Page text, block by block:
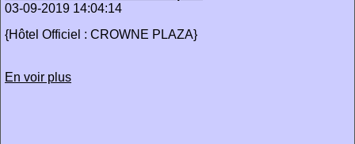
03-09-2019 14:04:14
{Hôtel Officiel : CROWNE PLAZA}
En voir plus